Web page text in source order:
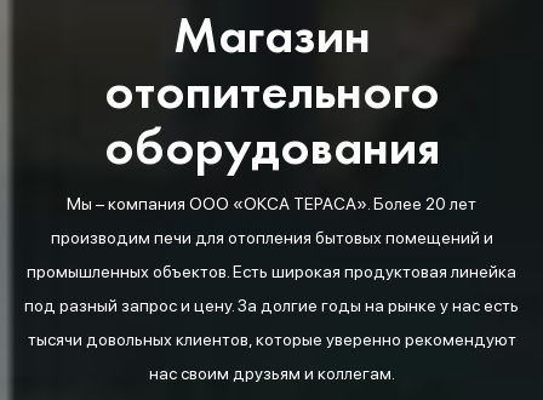
Магазин
отопительного
оборудования
Мы – компания ООО «ОКСА ТЕРАСА». Более 20 лет
производим печи для отопления бытовых помещений и
промышленных объектов. Есть широкая продуктовая линейка
под разный запрос и цену. За долгие годы на рынке у нас есть
тысячи довольных клиентов, которые уверенно рекомендуют
нас своим друзьям и коллегам.